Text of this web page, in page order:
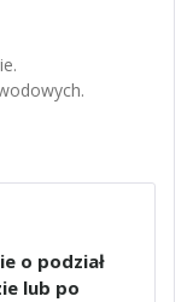
o podział
lub po